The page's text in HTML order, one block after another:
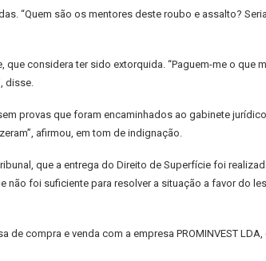
“Quem são os mentores deste roubo e assalto?
considera ter sido extorquida. “Paguem-me o que
disse.
provas que foram encaminhados ao gabinete
afirmou, em tom de indignação.
que a entrega do Direito de Superfície foi
foi suficiente para resolver a situação a favor do
compra e venda com a empresa PROMINVEST